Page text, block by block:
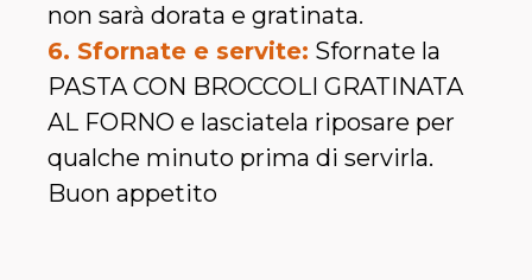
non sarà dorata e gratinata.
6. Sfornate e servite: Sfornate la
PASTA CON BROCCOLI GRATINATA
AL FORNO e lasciatela riposare per
qualche minuto prima di servirla.
Buon appetito